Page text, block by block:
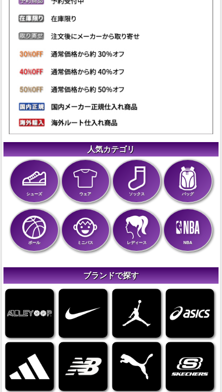
人気カテゴリ
シューズ ウェア ソックス バッグ
ボール ミニバス レディース NBA
ブランドで探す